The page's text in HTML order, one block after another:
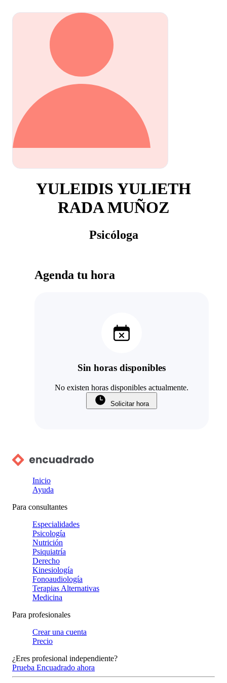
YULEIDIS YULIETH
RADA MUÑOZ
Psicóloga
Agenda tu hora
Sin horas disponibles
No existen horas disponibles actualmente.
Solicitar hora
Inicio
Ayuda
Para consultantes
Especialidades
Psicología
Nutrición
Psiquiatría
Derecho
Kinesiología
Fonoaudiología
Terapias Alternativas
Medicina
Para profesionales
Crear una cuenta
Precio
¿Eres profesional independiente?
Prueba Encuadrado ahora